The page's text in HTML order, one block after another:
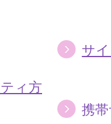
サ
ィ方
携